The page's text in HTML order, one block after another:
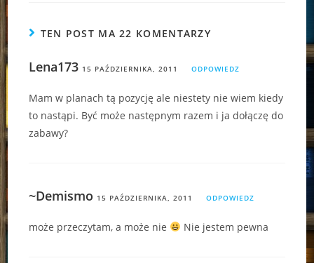
TEN POST MA 22 KOMENTARZY
Lena173 15 PAŹDZIERNIKA, 2011 ODPOWIEDZ
Mam w planach tą pozycję ale niestety nie wiem kiedy
to nastąpi. Być może następnym razem i ja dołączę do
zabawy?
~Demismo 15 PAŹDZIERNIKA, 2011 ODPOWIEDZ
może przeczytam, a może nie Nie jestem pewna